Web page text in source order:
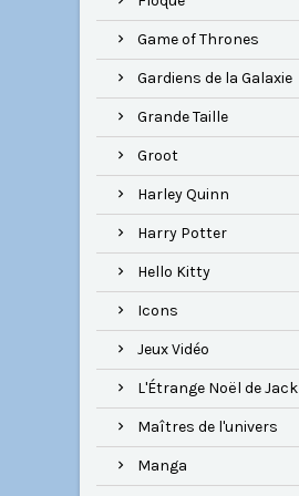
Game of Thrones
Gardiens de la Galaxie
Grande Taille
Groot
Harley Quinn
Harry Potter
Hello Kitty
Icons
Jeux Vidéo
L'Étrange Noël de Jack
Maîtres de l'univers
Manga